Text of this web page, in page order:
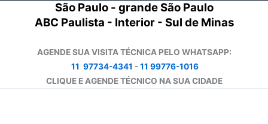
São Paulo - grande São Paulo
ABC Paulista - Interior - Sul de Minas
AGENDE SUA VISITA TÉCNICA PELO WHATSAPP:
11 97734-4341 -11 99776-1016
CLIQUE E AGENDE TÉCNICO NA SUA CIDADE